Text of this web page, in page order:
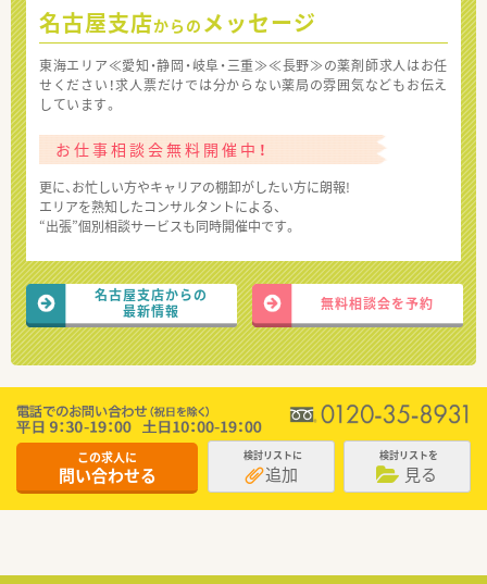
名古屋支店からの メッセージ
東海エリア≪愛知・静岡・岐阜・三重≫≪長野≫の薬剤師求人はお任
せください！求人票だけでは分からない薬局の雰囲気などもお伝え
しています。
お仕事相談会無料開催中！
更に、お忙しい方やキャリアの棚卸がしたい方に朗報!
エリアを熟知したコンサルタントによる、
“出張”個別相談サービスも同時開催中です。
名古屋支店からの
最新情報
無料相談会を予約
この求人に
問い合わせる
検討リストに
追加
検討リストを
見る